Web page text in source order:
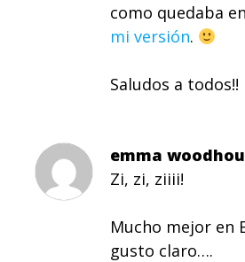
como quedaba
mi versión.
Saludos a todos!!
emma
Zi, zi, ziiii!
Mucho mejor en
gusto claro….